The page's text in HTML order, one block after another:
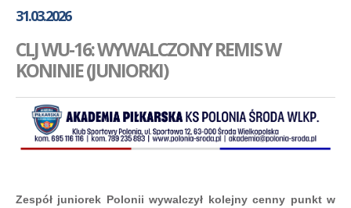
KONTAKT
SKLEP
PLAN TRENINGÓW
31.03.2026
CLJ WU-16: WYWALCZONY REMIS W
KONINIE (JUNIORKI)
Zespół juniorek Polonii wywalczył kolejny cenny punkt w